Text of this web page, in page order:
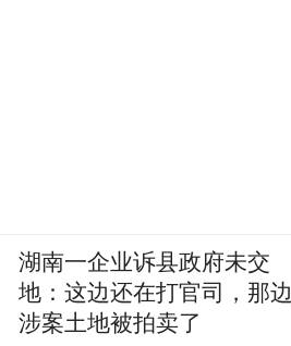
湖南一企业诉县政府未交
地：这边还在打官司，那边
涉案土地被拍卖了